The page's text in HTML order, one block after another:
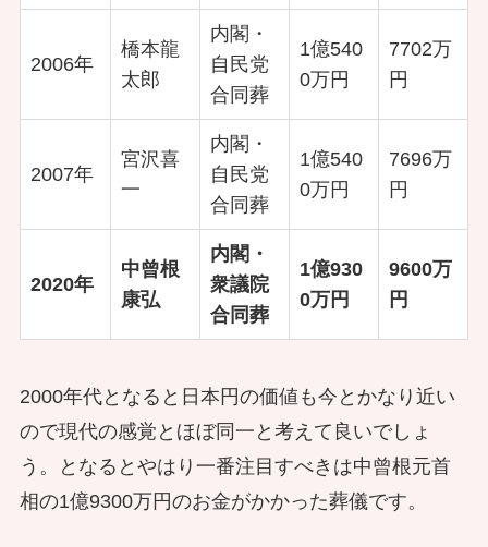
2006年
橋本龍
太郎
内閣・
自民党
合同葬
1億540
0万円
7702万
円
2007年
宮沢喜
一
内閣・
自民党
合同葬
1億540
0万円
7696万
円
2020年
中曾根
康弘
内閣・
衆議院
合同葬
1億930
0万円
9600万
円
2000年代となると日本円の価値も今とかなり近い
ので現代の感覚とほぼ同一と考えて良いでしょ
う。となるとやはり一番注目すべきは中曾根元首
相の1億9300万円のお金がかかった葬儀です。